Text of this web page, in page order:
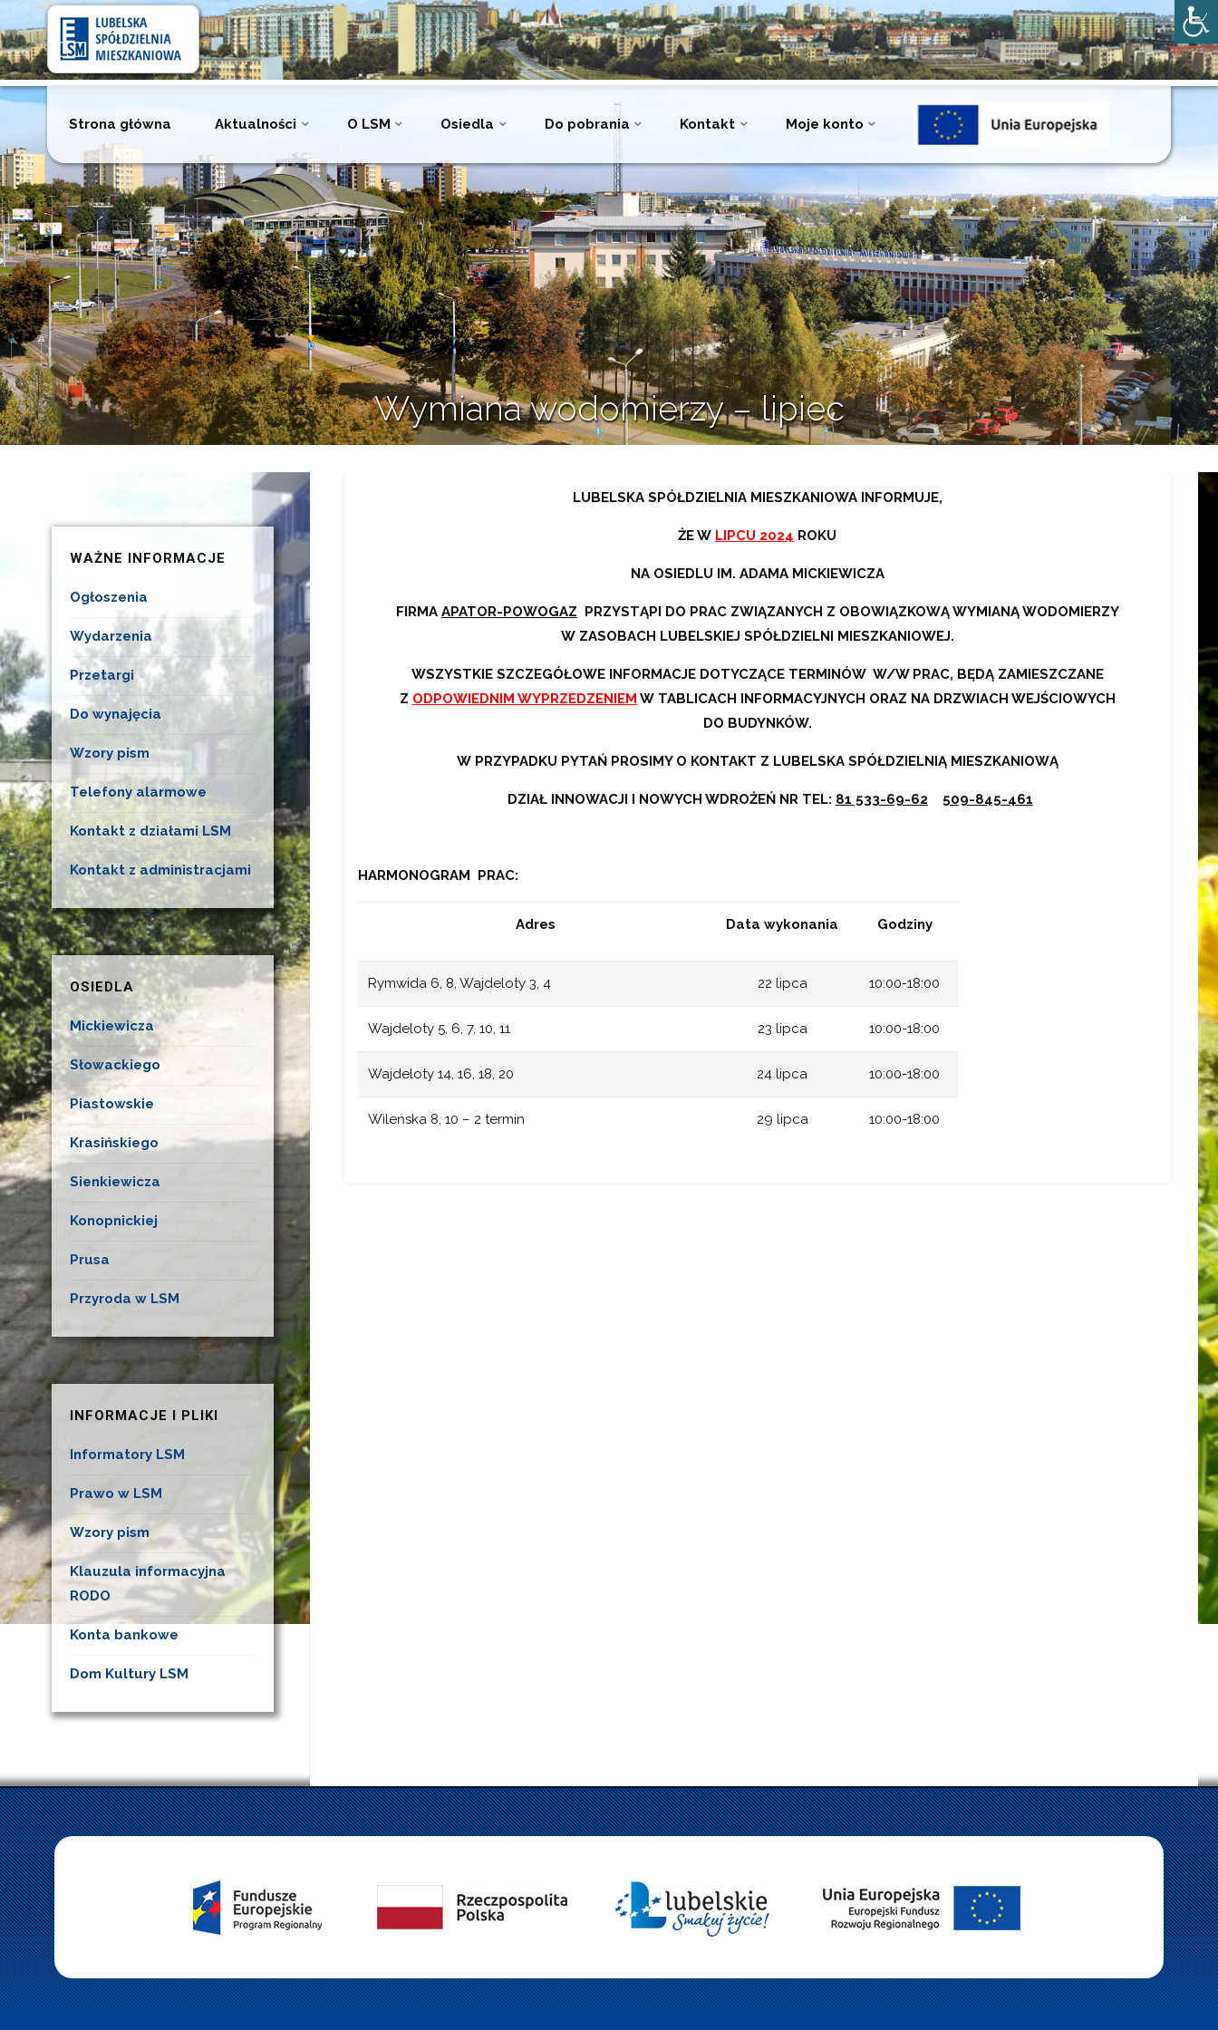
Lubelska
Spółdzielnia
Mieszkaniowa
do
treści
Strona główna Aktualności O LSM Osiedla Do pobrania Kontakt Moje konto
Wymiana wodomierzy – lipiec
12 lipca 2024
LUBELSKA SPÓŁDZIELNIA MIESZKANIOWA INFORMUJE,
ŻE W LIPCU 2024 ROKU
NA OSIEDLU IM. ADAMA MICKIEWICZA
FIRMA APATOR-POWOGAZ PRZYSTĄPI DO PRAC ZWIĄZANYCH Z OBOWIĄZKOWĄ WYMIANĄ WODOMIERZY
W ZASOBACH LUBELSKIEJ SPÓŁDZIELNI MIESZKANIOWEJ.
WSZYSTKIE SZCZEGÓŁOWE INFORMACJE DOTYCZĄCE TERMINÓW W/W PRAC, BĘDĄ ZAMIESZCZANE
Z ODPOWIEDNIM WYPRZEDZENIEM W TABLICACH INFORMACYJNYCH ORAZ NA DRZWIACH WEJŚCIOWYCH
DO BUDYNKÓW.
W PRZYPADKU PYTAŃ PROSIMY O KONTAKT Z LUBELSKA SPÓŁDZIELNIĄ MIESZKANIOWĄ
DZIAŁ INNOWACJI I NOWYCH WDROŻEŃ NR TEL: 81 533-69-62 509-845-461
HARMONOGRAM PRAC:
Adres Data wykonania Godziny
Rymwida 6, 8, Wajdeloty 3, 4 22 lipca 10:00-18:00
Wajdeloty 5, 6, 7, 10, 11 23 lipca 10:00-18:00
Wajdeloty 14, 16, 18, 20 24 lipca 10:00-18:00
Wileńska 8, 10 – 2 termin 29 lipca 10:00-18:00
WAŻNE INFORMACJE
Ogłoszenia
Wydarzenia
Przetargi
Do wynajęcia
Wzory pism
Telefony alarmowe
Kontakt z działami LSM
Kontakt z administracjami
OSIEDLA
Mickiewicza
Słowackiego
Piastowskie
Krasińskiego
Sienkiewicza
Konopnickiej
Prusa
Przyroda w LSM
INFORMACJE I PLIKI
Informatory LSM
Prawo w LSM
Wzory pism
Klauzula informacyjna
RODO
Konta bankowe
Dom Kultury LSM